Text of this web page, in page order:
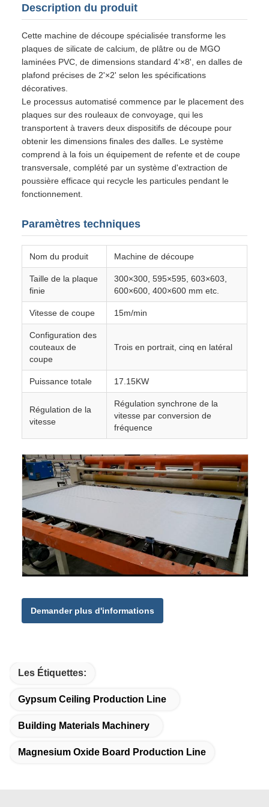
Description du produit
Cette machine de découpe spécialisée transforme les
plaques de silicate de calcium, de plâtre ou de MGO
laminées PVC, de dimensions standard 4'×8', en dalles de
plafond précises de 2'×2' selon les spécifications
décoratives.
Le processus automatisé commence par le placement des
plaques sur des rouleaux de convoyage, qui les
transportent à travers deux dispositifs de découpe pour
obtenir les dimensions finales des dalles. Le système
comprend à la fois un équipement de refente et de coupe
transversale, complété par un système d'extraction de
poussière efficace qui recycle les particules pendant le
fonctionnement.
Paramètres techniques
Nom du produit Machine de découpe
Taille de la plaque
finie
300×300, 595×595, 603×603,
600×600, 400×600 mm etc.
Vitesse de coupe 15m/min
Configuration des
couteaux de
coupe
Trois en portrait, cinq en latéral
Puissance totale 17.15KW
Régulation de la
vitesse
Régulation synchrone de la
vitesse par conversion de
fréquence
Demander plus d'informations
Les Étiquettes:
Gypsum Ceiling Production Line
Building Materials Machinery
Magnesium Oxide Board Production Line